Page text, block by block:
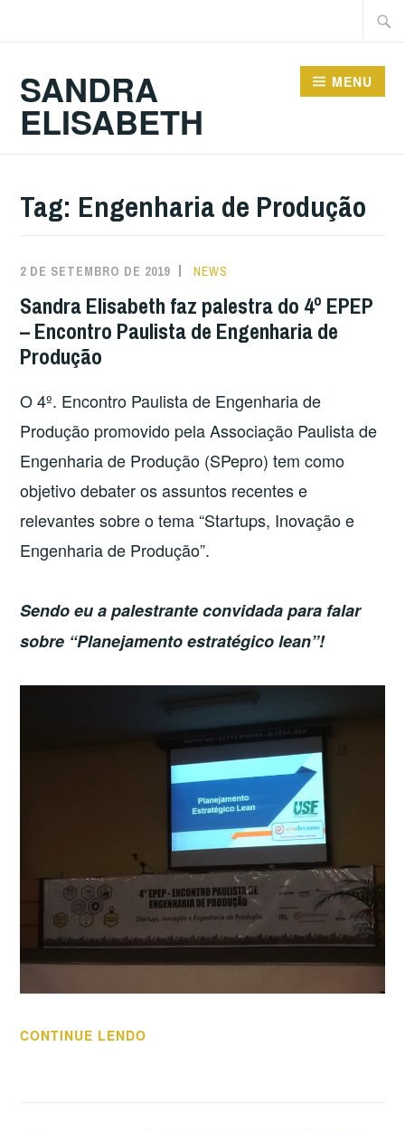
SANDRA
ELISABETH
MENU
Tag: Engenharia de Produção
2 DE SETEMBRO DE 2019 NEWS
Sandra Elisabeth faz palestra do 4º EPEP
– Encontro Paulista de Engenharia de
Produção
O 4º. Encontro Paulista de Engenharia de
Produção promovido pela Associação Paulista de
Engenharia de Produção (SPepro) tem como
objetivo debater os assuntos recentes e
relevantes sobre o tema “Startups, Inovação e
Engenharia de Produção”.
Sendo eu a palestrante convidada para falar
sobre “Planejamento estratégico lean”!
CONTINUE LENDO